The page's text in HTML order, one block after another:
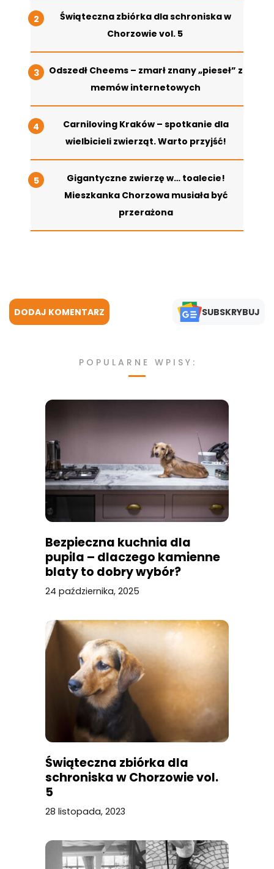
Świąteczna zbiórka dla schroniska w
Chorzowie vol. 5
Odszedł Cheems – zmarł znany „pieseł” z
memów internetowych
Carniloving Kraków – spotkanie dla
wielbicieli zwierząt. Warto przyjść!
Gigantyczne zwierzę w… toalecie!
Mieszkanka Chorzowa musiała być
przerażona
DODAJ KOMENTARZ SUBSKRYBUJ
POPULARNE WPISY:
Bezpieczna kuchnia dla
pupila – dlaczego kamienne
blaty to dobry wybór?
24 października, 2025
Świąteczna zbiórka dla
schroniska w Chorzowie vol.
5
28 listopada, 2023